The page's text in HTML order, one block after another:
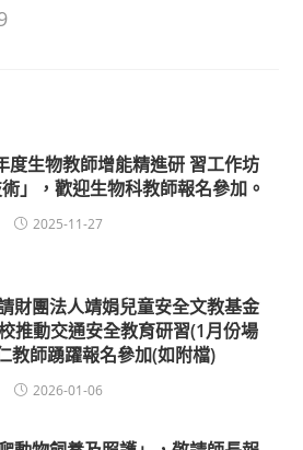
度生物教師增能精進研 習工作坊
」，歡迎生物科教師報名參加。
2025-11-27
財團法人靖娟兒童安全文教基金
推動交通安全教育研習(1月份場
教師踴躍報名參加(如附檔)
2026-01-06